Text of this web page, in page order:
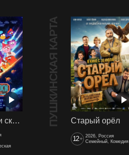
Смешарики сквозь вселенные ПУШКИНСКАЯ КАРТА Старый орёл
12+ 2026, Россия
Семейный, Комедия